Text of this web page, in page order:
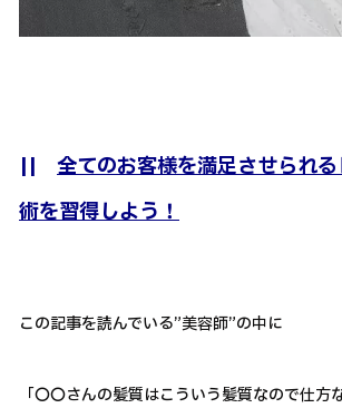
|| 全てのお客様を満足させられ
術を習得しよう！
この記事を読んでいる”美容師”の中に
「〇〇さんの髪質はこういう髪質なので仕方